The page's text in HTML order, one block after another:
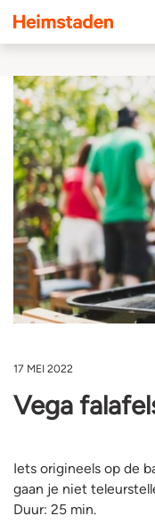
17 MEI 2022
Vega
Iets origineels op de
gaan je niet
Duur: 25 min.